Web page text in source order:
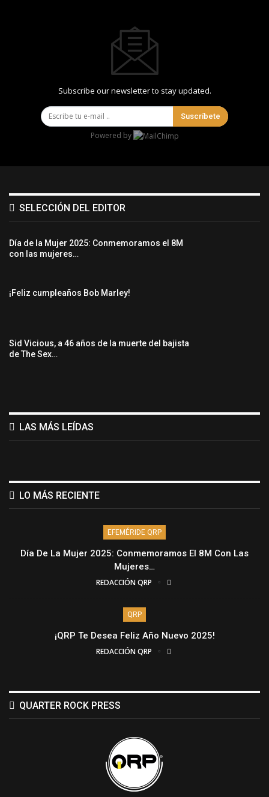
Subscribe our newsletter to stay updated.
Suscríbete
Powered by
SELECCIÓN DEL EDITOR
Día de la Mujer 2025: Conmemoramos el 8M
con las mujeres…
¡Feliz cumpleaños Bob Marley!
Sid Vicious, a 46 años de la muerte del bajista
de The Sex…
LAS MÁS LEÍDAS
LO MÁS RECIENTE
EFEMÉRIDE QRP
Día De La Mujer 2025: Conmemoramos El 8M Con Las
Mujeres…
REDACCIÓN QRP
QRP
¡QRP Te Desea Feliz Año Nuevo 2025!
REDACCIÓN QRP
QUARTER ROCK PRESS